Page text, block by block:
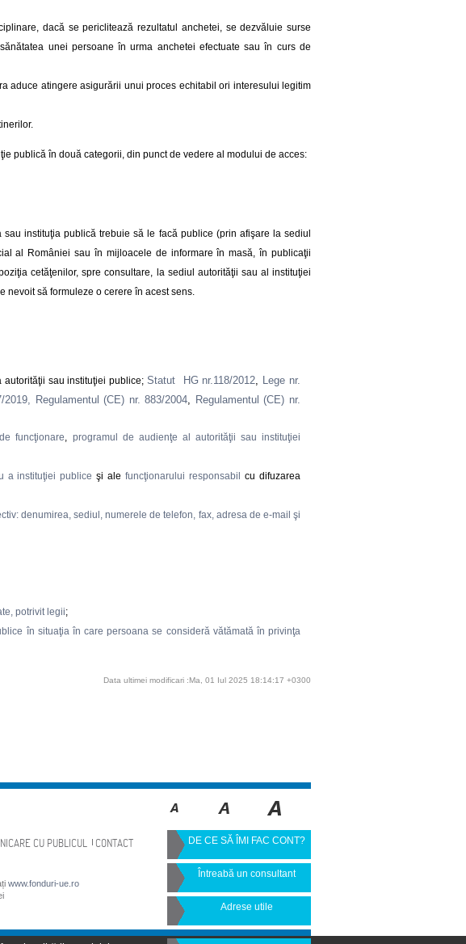
dacă se periclitează rezultatul anchetei, se dezvăluie surse
unei persoane în urma anchetei efectuate sau în curs de
aduce atingere asigurării unui proces echitabil ori interesului legitim
publică în două categorii, din punct de vedere al modului de acces:
instituţia publică trebuie să le facă publice (prin afişare la sediul
al României sau în mijloacele de informare în masă, în publicaţii
cetăţenilor, spre consultare, la sediul autorităţii sau al instituţiei
să formuleze o cerere în acest sens.
sau instituţiei publice; Statut HG nr.118/2012
Lege nr.
Regulamentul (CE) nr. 883/2004
Regulamentul (CE) nr.
funcţionare
programul de audienţe al autorităţii sau instituţiei
a instituţiei publice şi alefuncţionarului responsabil cu difuzarea
denumirea, sediul, numerele de telefon, fax, adresa de e-mail şi
potrivit legii;
în situaţia în care persoana se consideră vătămată în privinţa
Data ultimei modificari :Ma, 01 Iul 2025 18:14:17 +0300
CU PUBLICUL CONTACT
www.fonduri-ue.ro
DE CE SĂ ÎMI FAC CONT?
Întreabă un consultant
Adrese utile